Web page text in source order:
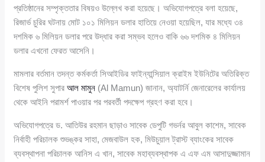
প্রতিষ্ঠানের সম্পৃক্ততার বিষয়ও উল্লেখ করা হয়েছে। অভিযোগপত্রে বলা হয়েছে,
রিজার্ভ চুরির ঘটনায় মোট ১০১ মিলিয়ন ডলার হাতিয়ে নেওয়া হয়েছিল, যার মধ্যে ৩৪
দশমিক ৬ মিলিয়ন ডলার পরে উদ্ধার করা সম্ভব হলেও বাকি ৬৬ দশমিক ৪ মিলিয়ন
ডলার এখনো ফেরত আসেনি।
মামলার বর্তমান তদন্ত কর্মকর্তা সিআইডির ফাইন্যান্সিয়াল ক্রাইম ইউনিটের অতিরিক্ত
বিশেষ পুলিশ সুপারআল মামুন (Al Mamun) জানান, অ্যাটর্নি জেনারেলের কার্যালয়
থেকে আইনি পরামর্শ পাওয়ার পর পরবর্তী পদক্ষেপ গ্রহণ করা হবে।
অভিযোগপত্রে ড. আতিউর রহমান ছাড়াও সাবেক ডেপুটি গভর্নর আবুল কাশেম, সাবেক
নির্বাহী পরিচালক শুভঙ্কর সাহা, মেজবাউল হক, মিউচুয়াল ট্রাস্ট ব্যাংকের সাবেক
ব্যবস্থাপনা পরিচালক আনিস এ খান, সাবেক মহাব্যবস্থাপক এ এফ এম আসাদুজ্জামান